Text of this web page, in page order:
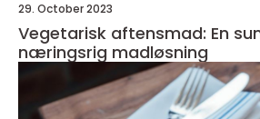
29. October 2023
Vegetarisk aftensmad: En
næringsrig madløsning